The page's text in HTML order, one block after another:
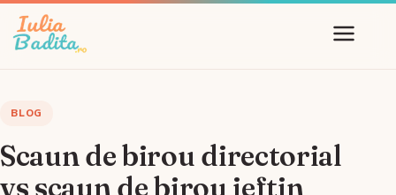
BLOG
Scaun de birou directorial
vs scaun de birou ieftin